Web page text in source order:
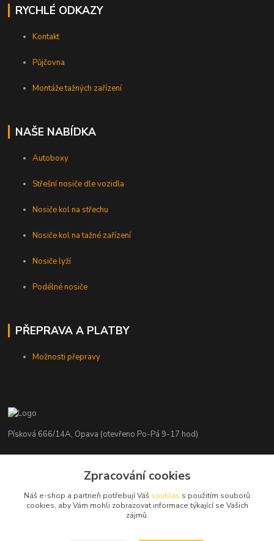
RYCHLÉ ODKAZY
Kontakt
Půjčovna
Montáže tažných zařízení
NAŠE NABÍDKA
Autoboxy
Střešní nosiče dle vozidla
Nosiče kol na střechu
Nosiče kol na tažné zařízení
Nosiče lyží
Podélné nosiče
PŘEPRAVA A PLATBY
Možnosti přepravy
Písková 666/14A, Opava (otevřeno Po-Pá 9-17 hod)
+420 776 839 986
info@nosice.com
Zpracování cookies
Náš e-shop a partneři potřebují Váš souhlas s použitím souborů
cookies, aby Vám mohli zobrazovat informace týkající se Vašich
zájmů.